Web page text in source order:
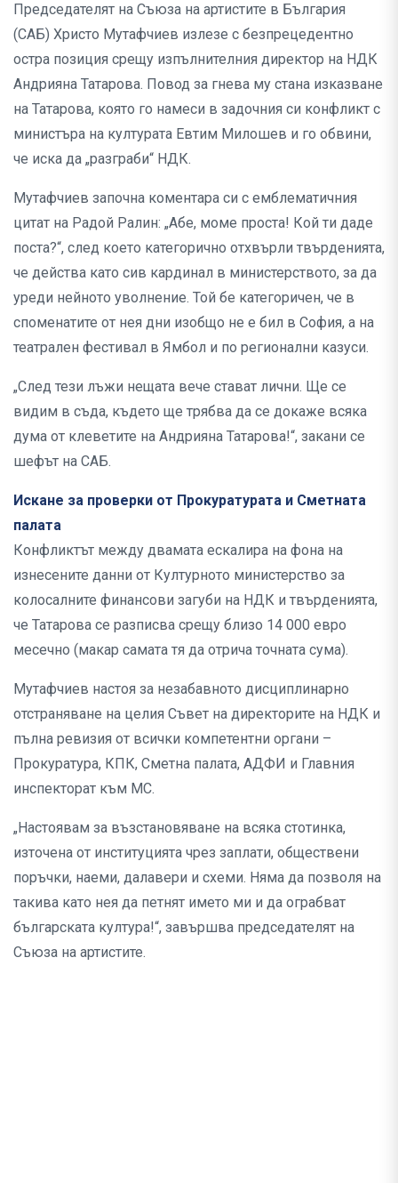
Председателят на Съюза на артистите в България
(САБ) Христо Мутафчиев излезе с безпрецедентно
остра позиция срещу изпълнителния директор на НДК
Андрияна Татарова. Повод за гнева му стана изказване
на Татарова, която го намеси в задочния си конфликт с
министъра на културата Евтим Милошев и го обвини,
че иска да „разграби“ НДК.
Мутафчиев започна коментара си с емблематичния
цитат на Радой Ралин: „Абе, моме проста! Кой ти даде
поста?“, след което категорично отхвърли твърденията,
че действа като сив кардинал в министерството, за да
уреди нейното уволнение. Той бе категоричен, че в
споменатите от нея дни изобщо не е бил в София, а на
театрален фестивал в Ямбол и по регионални казуси.
„След тези лъжи нещата вече стават лични. Ще се
видим в съда, където ще трябва да се докаже всяка
дума от клеветите на Андрияна Татарова!“, закани се
шефът на САБ.
Искане за проверки от Прокуратурата и Сметната
палата
Конфликтът между двамата ескалира на фона на
изнесените данни от Културното министерство за
колосалните финансови загуби на НДК и твърденията,
че Татарова се разписва срещу близо 14 000 евро
месечно (макар самата тя да отрича точната сума).
Мутафчиев настоя за незабавното дисциплинарно
отстраняване на целия Съвет на директорите на НДК и
пълна ревизия от всички компетентни органи –
Прокуратура, КПК, Сметна палата, АДФИ и Главния
инспекторат към МС.
„Настоявам за възстановяване на всяка стотинка,
източена от институцията чрез заплати, обществени
поръчки, наеми, далавери и схеми. Няма да позволя на
такива като нея да петнят името ми и да ограбват
българската култура!“, завършва председателят на
Съюза на артистите.